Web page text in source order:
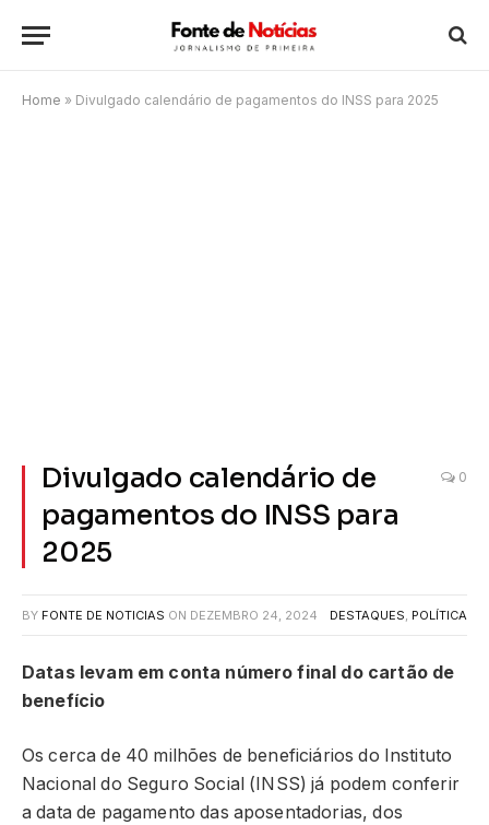
Home » Divulgado calendário de pagamentos do INSS para 2025
Divulgado calendário de
pagamentos do INSS para
2025
0
BY FONTE DE NOTICIAS ON DEZEMBRO 24, 2024 DESTAQUES POLÍTICA
Datas levam em conta número final do cartão de
benefício
Os cerca de 40 milhões de beneficiários do Instituto
Nacional do Seguro Social (INSS) já podem conferir
a data de pagamento das aposentadorias, dos